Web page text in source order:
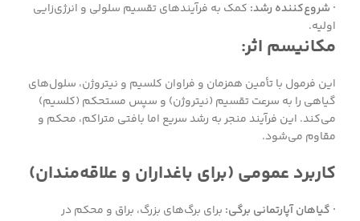
· شروع‌کننده رشد: کمک به فرآیندهای تقسیم سلولی و انرژی‌زایی
اولیه.
مکانیسم اثر:
این فرمول با تأمین همزمان و فراوان کلسیم و نیتروژن، سلول‌های
گیاهی را به سرعت تقسیم (نیتروژن) و سپس مستحکم (کلسیم)
می‌کند. این فرآیند منجر به رشد سریع اما بافتی متراکم، محکم و
مقاوم می‌شود.
کاربرد عمومی (برای باغداران و علاقه‌مندان)
· گیاهان آپارتمانی برگی: برای برگ‌های بزرگ، براق و محکم در